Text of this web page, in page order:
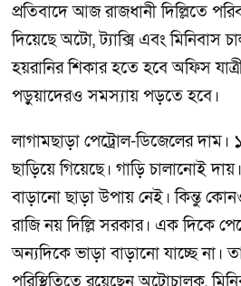
প্রতিবাদে আজ রাজধানী দিল্লিতে
দিয়েছে অটো, ট্যাক্সি এবং মিনিবাস
হয়রানির শিকার হতে হবে অফিস
পড়ুয়াদেরও সমস্যায় পড়তে হবে।
লাগামছাড়া েপট্রোল-ডিজেলের দাম।
ছাড়িয়ে গিয়েছে। গাড়ি চালানোই
বাড়ানো ছাড়া উপায় নেই। কিন্তু
রাজি নয় দিল্লি সরকার। এক দিকে
অন্যদিকে ভাড়া বাড়ানো যাচ্ছে না।